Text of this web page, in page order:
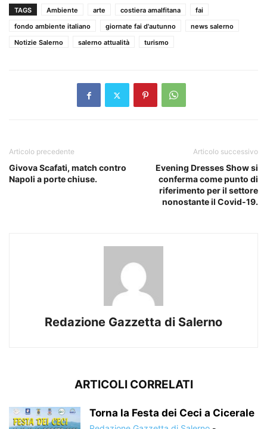
TAGS Ambiente arte costiera amalfitana
fai
fondo ambiente italiano
giornate fai d'autunno
news salerno
Notizie Salerno
salerno attualità turismo
Articolo precedente
Givova Scafati, match contro
Napoli a porte chiuse.
Articolo successivo
Evening Dresses Show si
conferma come punto di
riferimento per il settore
nonostante il Covid-19.
Redazione Gazzetta di Salerno
ARTICOLI CORRELATI
Torna la Festa dei Ceci a Cicerale